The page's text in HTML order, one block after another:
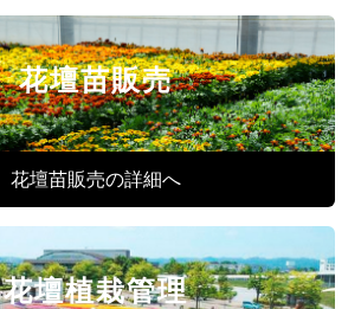
花壇苗販売
花壇苗販売の詳細へ
花壇植栽管理